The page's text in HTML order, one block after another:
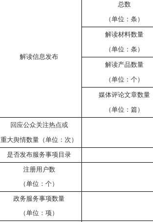
解读信息发布
总数
（单位：条）
解读材料数量
（单位：条）
解读产品数量
（单位：个）
媒体评论文章数量
（单位：篇）
回应公众关注热点或
重大舆情数量（单位：次）
是否发布服务事项目录
注册用户数
（单位：个）
政务服务事项数量
（单位：项）